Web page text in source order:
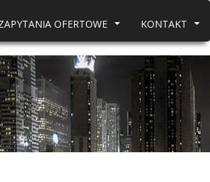
OFERTOWE KONTAKT